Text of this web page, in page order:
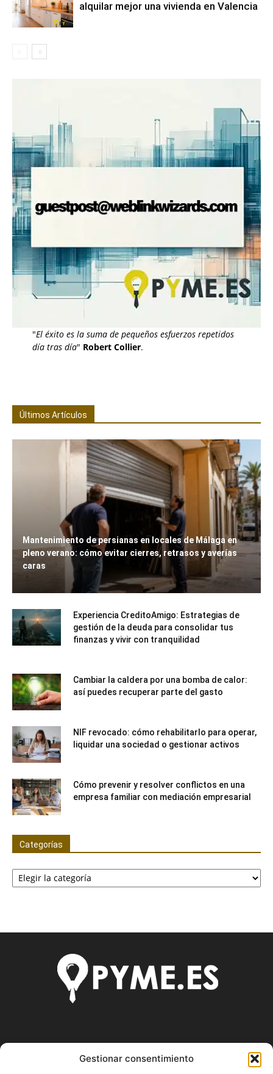
Gestionar consentimiento
alquilar mejor una vivienda en Valencia
"El éxito es la suma de pequeños esfuerzos repetidos
día tras día" Robert Collier.
Últimos Artículos
Mantenimiento de persianas en locales de Málaga en
pleno verano: cómo evitar cierres, retrasos y averías
caras
Experiencia CreditoAmigo: Estrategias de
gestión de la deuda para consolidar tus
finanzas y vivir con tranquilidad
Cambiar la caldera por una bomba de calor:
así puedes recuperar parte del gasto
NIF revocado: cómo rehabilitarlo para operar,
liquidar una sociedad o gestionar activos
Cómo prevenir y resolver conflictos en una
empresa familiar con mediación empresarial
Categorías
Categorías